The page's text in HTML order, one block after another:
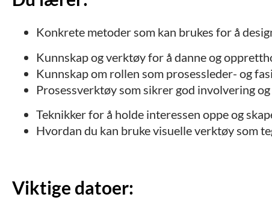
Konkrete metoder som kan brukes for å
Kunnskap og verktøy for å danne og
Kunnskap om rollen som prosessleder- og
Prosessverktøy som sikrer god involvering
Teknikker for å holde interessen oppe og
Hvordan du kan bruke visuelle verktøy som
Viktige datoer: